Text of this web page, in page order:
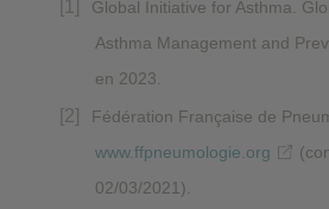
Global Initiative for Asthma.
Asthma Management and
en 2023.
Fédération Française de
www.ffpneumologie.org
02/03/2021).